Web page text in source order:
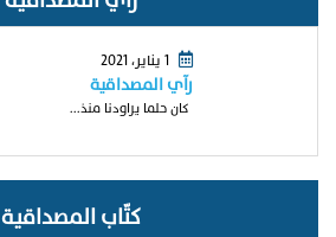
1 يناير، 2021
رآي المصداقية
كان حلما يراودنا منذ...
كتّاب المصداقية